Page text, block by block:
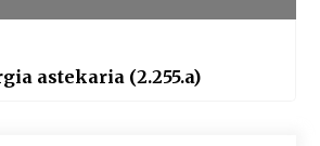
astekaria (2.255.a)